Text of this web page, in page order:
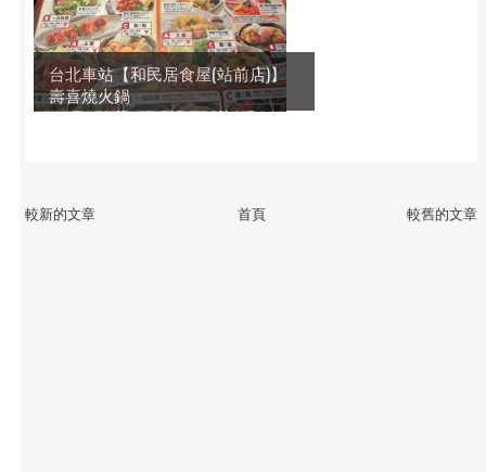
台北車站【和民居食屋(站前店)】
壽喜燒火鍋
較新的文章 較舊的文章
首頁